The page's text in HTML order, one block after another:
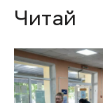
Читай